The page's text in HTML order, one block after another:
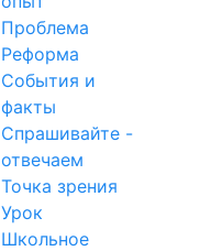
Проблема
Реформа
События и
факты
Спрашивайте -
отвечаем
Точка зрения
Урок
Школьное